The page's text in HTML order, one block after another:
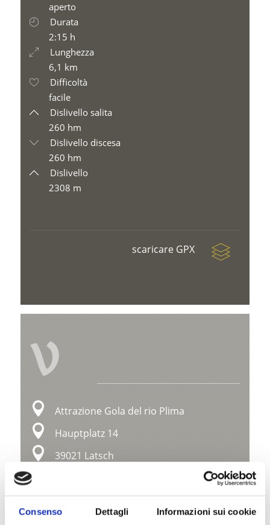
Consenso Dettagli Informazioni sui cookie
aperto
Durata
2:15 h
Lunghezza
6,1 km
Difficoltà
facile
Dislivello salita
260 hm
Dislivello discesa
260 hm
Dislivello
2308 m
scaricare GPX
V
Attrazione Gola del rio Plima
Hauptplatz 14
39021 Latsch
Posizione